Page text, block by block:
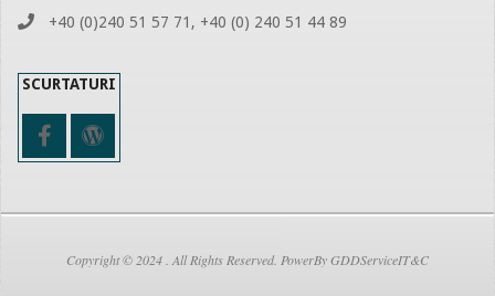
+40 (0)240 51 57 71, +40 (0) 240 51 44 89
SCURTATURI
Copyright © 2024 . All Rights Reserved. PowerBy GDDServiceIT&C